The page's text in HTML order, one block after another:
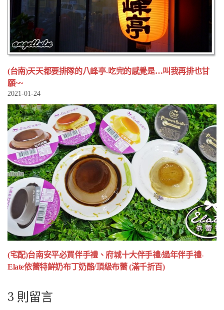
(台南)天天都要排隊的八峰亭-吃完的感覺是…叫我再排也甘
願~~
2021-01-24
(宅配)台南安平必買伴手禮、府城十大伴手禮/過年伴手禮-
Elate依蕾特鮮奶布丁奶酪/頂級布蕾 (滿千折百)
3 則留言